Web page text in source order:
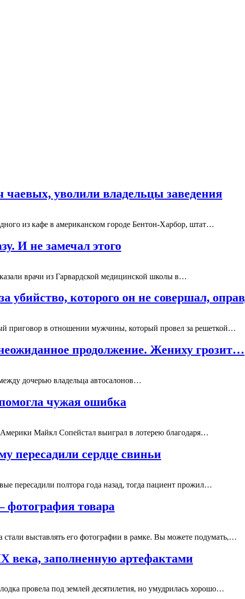
уволили владельцы заведения
из кафе в американском городе Бентон-Харбор, штат…
И не замечал этого
врачи из Гарвардской медицинской школы в…
убийство, которого он не совершал,
приговор в отношении мужчины, который провел за решеткой…
продолжение. Жениху грозит…
дочерью владельца автосалонов…
чужая ошибка
Майкл Сопейстал выиграл в лотерею благодаря…
пересадили сердце свиньи
пересадили полтора года назад, тогда пациент прожил…
фотография товара
выставлять его фотографии в рамке. Вы можете подумать,…
века, заполненную артефактами
провела под землей десятилетия, но умудрилась хорошо…